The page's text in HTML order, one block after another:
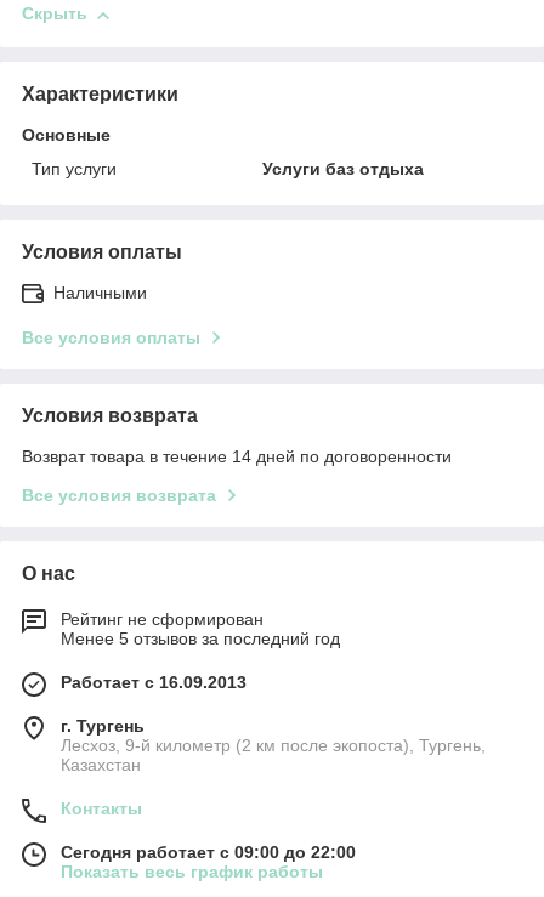
Скрыть
Характеристики
Основные
Тип услуги
Услуги баз отдыха
Условия оплаты
Наличными
Все условия оплаты
Условия возврата
Возврат товара в течение 14 дней по договоренности
Все условия возврата
О нас
Рейтинг не сформирован
Менее 5 отзывов за последний год
Работает с 16.09.2013
г. Тургень
Лесхоз, 9-й километр (2 км после экопоста), Тургень,
Казахстан
Контакты
Сегодня работает с 09:00 до 22:00
Показать весь график работы